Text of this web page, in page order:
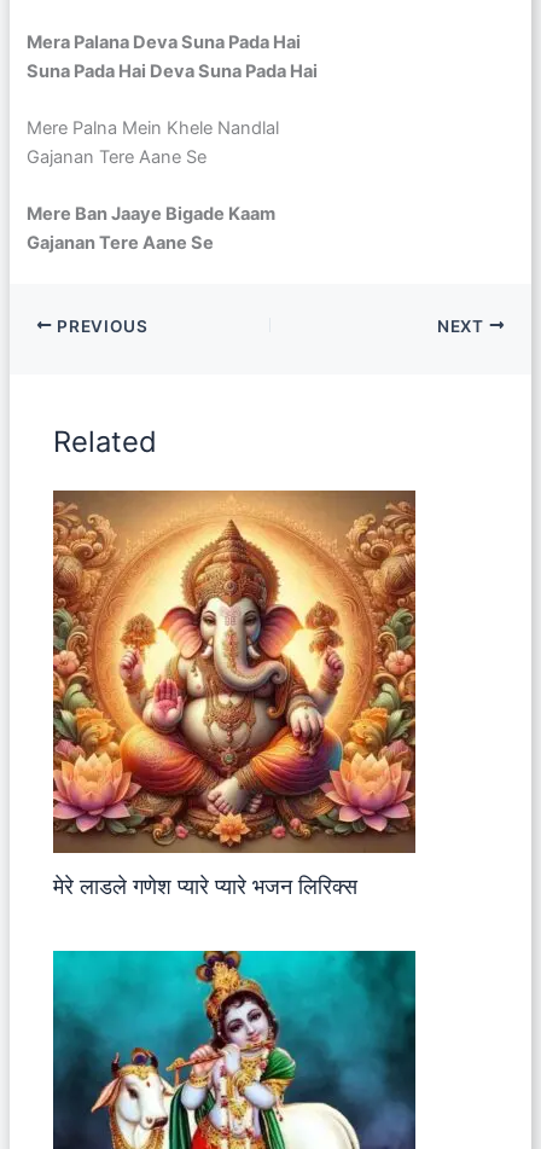
Mera Palana Deva Suna Pada Hai
Suna Pada Hai Deva Suna Pada Hai
Mere Palna Mein Khele Nandlal
Gajanan Tere Aane Se
Mere Ban Jaaye Bigade Kaam
Gajanan Tere Aane Se
PREVIOUS NEXT
Related
मेरे लाडले गणेश प्यारे प्यारे भजन लिरिक्स